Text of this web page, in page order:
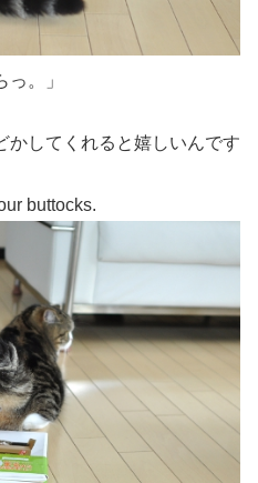
っ。」
してくれると嬉しいんです
buttocks.